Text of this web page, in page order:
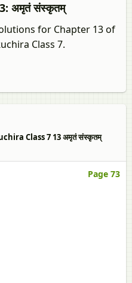
अमृतं संस्कृतम्
for Chapter 13 of
Class 7.
Class 7 13 अमृतं संस्कृतम्
Page 73